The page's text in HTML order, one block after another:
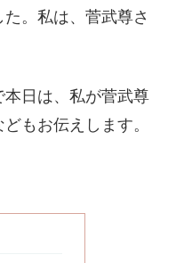
。私は、菅武尊さ
日は、私が菅武尊
もお伝えします。